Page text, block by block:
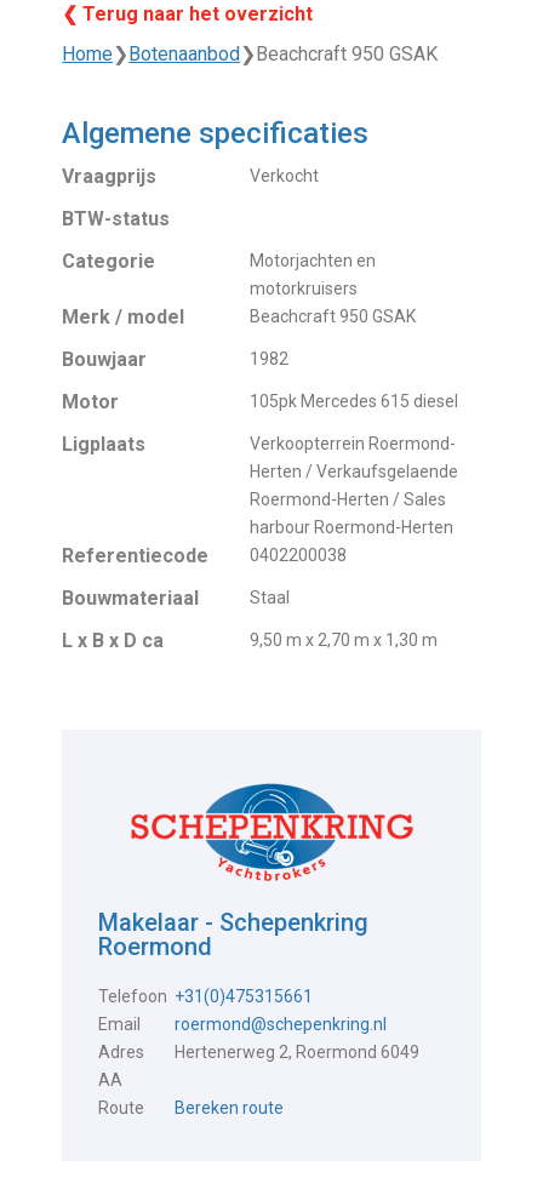
❮ Terug naar het overzicht
Home❯Botenaanbod❯Beachcraft 950 GSAK
Algemene specificaties
Vraagprijs Verkocht
BTW-status
Categorie
Motorjachten en
motorkruisers
Merk / model Beachcraft 950 GSAK
Bouwjaar 1982
Motor 105pk Mercedes 615 diesel
Ligplaats
Verkoopterrein Roermond-
Herten / Verkaufsgelaende
Roermond-Herten / Sales
harbour Roermond-Herten
Referentiecode 0402200038
Bouwmateriaal Staal
L x B x D ca 9,50 m x 2,70 m x 1,30 m
Makelaar - Schepenkring
Roermond
Telefoon +31(0)475315661
Email
roermond@schepenkring.nl
Adres
Hertenerweg 2, Roermond 6049
AA
Route
Bereken route